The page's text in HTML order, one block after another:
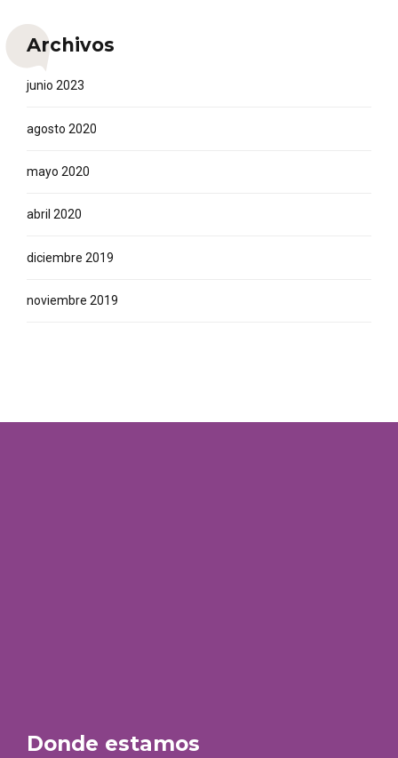
Archivos
junio 2023
agosto 2020
mayo 2020
abril 2020
diciembre 2019
noviembre 2019
Donde estamos